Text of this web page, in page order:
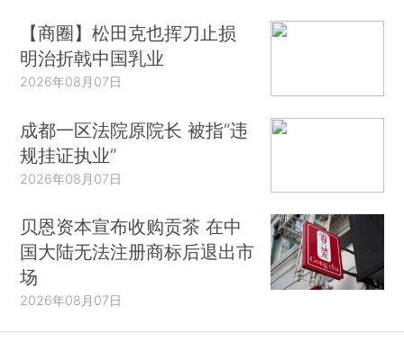
【商圈】松田克也挥刀止损
明治折戟中国乳业
2026年08月07日
成都一区法院原院长 被指“违
规挂证执业”
2026年08月07日
贝恩资本宣布收购贡茶 在中
国大陆无法注册商标后退出市
场
2026年08月07日